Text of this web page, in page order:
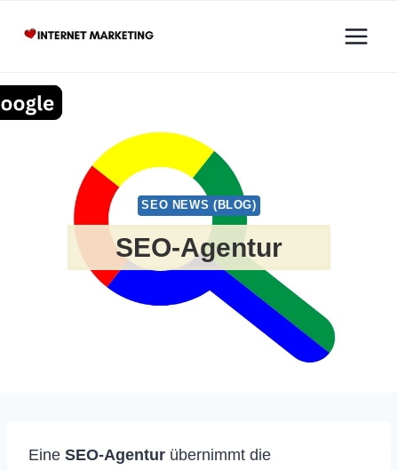
Inhalt
SEO NEWS (BLOG)
SEO-Agentur
Eine SEO-Agentur übernimmt die